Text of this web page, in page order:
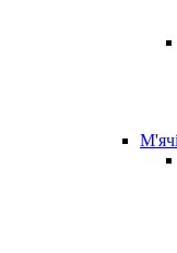
М'ячі